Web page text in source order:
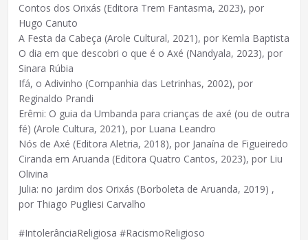
Contos dos Orixás (Editora Trem Fantasma, 2023), por
Hugo Canuto
A Festa da Cabeça (Arole Cultural, 2021), por Kemla Baptista
O dia em que descobri o que é o Axé (Nandyala, 2023), por
Sinara Rúbia
Ifá, o Adivinho (Companhia das Letrinhas, 2002), por
Reginaldo Prandi
Erêmi: O guia da Umbanda para crianças de axé (ou de outra
fé) (Arole Cultura, 2021), por Luana Leandro
Nós de Axé (Editora Aletria, 2018), por Janaína de Figueiredo
Ciranda em Aruanda (Editora Quatro Cantos, 2023), por Liu
Olivina
Julia: no jardim dos Orixás (Borboleta de Aruanda, 2019) ,
por Thiago Pugliesi Carvalho
#IntolerânciaReligiosa #RacismoReligioso